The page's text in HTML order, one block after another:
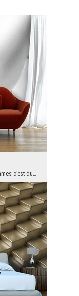
Un accent fort dans le maquillage des femmes c’est du rouge féroce sur ses lèvres. Cette bouche s...